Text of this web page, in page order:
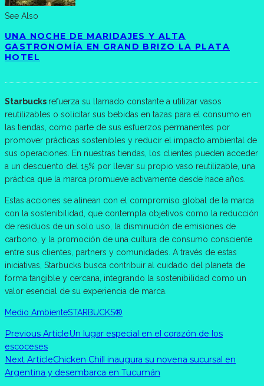
See Also
UNA NOCHE DE MARIDAJES Y ALTA
GASTRONOMÍA EN GRAND BRIZO LA PLATA
HOTEL
Starbucks refuerza su llamado constante a utilizar vasos
reutilizables o solicitar sus bebidas en tazas para el consumo en
las tiendas, como parte de sus esfuerzos permanentes por
promover prácticas sostenibles y reducir el impacto ambiental de
sus operaciones. En nuestras tiendas, los clientes pueden acceder
a un descuento del 15% por llevar su propio vaso reutilizable, una
práctica que la marca promueve activamente desde hace años.
Estas acciones se alinean con el compromiso global de la marca
con la sostenibilidad, que contempla objetivos como la reducción
de residuos de un solo uso, la disminución de emisiones de
carbono, y la promoción de una cultura de consumo consciente
entre sus clientes, partners y comunidades. A través de estas
iniciativas, Starbucks busca contribuir al cuidado del planeta de
forma tangible y cercana, integrando la sostenibilidad como un
valor esencial de su experiencia de marca.
Medio AmbienteSTARBUCKS®
Previous ArticleUn lugar especial en el corazón de los
escoceses
Next ArticleChicken Chill inaugura su novena sucursal en
Argentina y desembarca en Tucumán